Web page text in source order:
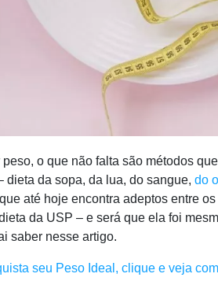
o que não falta são métodos
dieta da sopa, da lua, do sangue, do
até hoje encontra adeptos entre
da USP – e será que ela foi
saber nesse artigo.
seu Peso Ideal, clique e veja